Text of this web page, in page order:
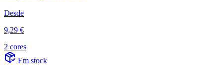
Desde
9,29 €
2 cores
Em stock